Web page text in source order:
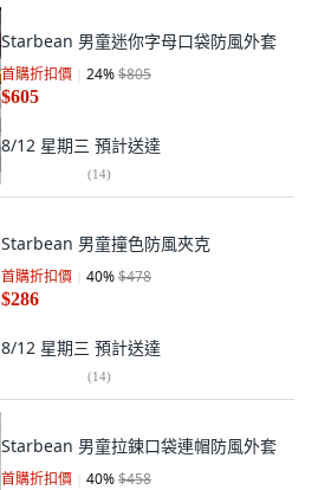
Starbean 男童迷你字母口袋防風外套
首購折扣價 24%$805
$605
8/12 星期三 預計送達
(14)
Starbean 男童撞色防風夾克
首購折扣價 40%$478
$286
8/12 星期三 預計送達
(14)
Starbean 男童拉鍊口袋連帽防風外套
首購折扣價 40%$458